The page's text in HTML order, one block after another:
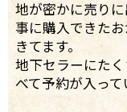
地が密かに売り
事に購入できた
きてます。
地下セラーにた
べて予約が入って